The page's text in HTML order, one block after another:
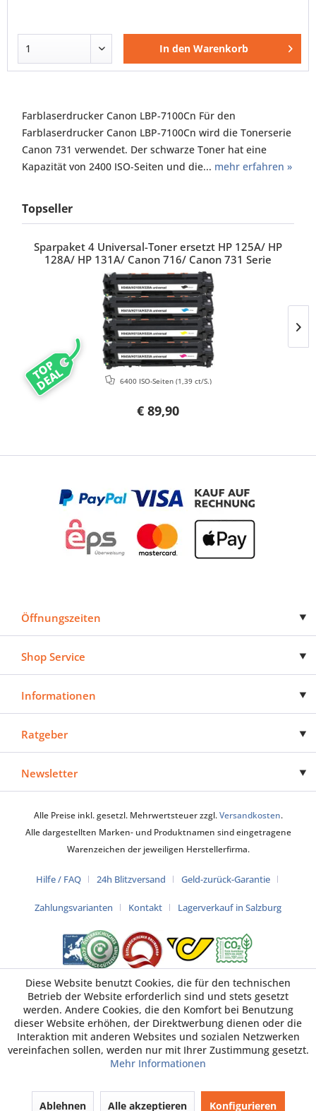
In den Warenkorb
Farblaserdrucker Canon LBP-7100Cn Für den
Farblaserdrucker Canon LBP-7100Cn wird die Tonerserie
Canon 731 verwendet. Der schwarze Toner hat eine
Kapazität von 2400 ISO-Seiten und die... mehr erfahren »
Topseller
TOP
DEAL
Sparpaket 4 Universal-Toner ersetzt HP 125A/ HP
128A/ HP 131A/ Canon 716/ Canon 731 Serie
€ 89,90
6400 ISO-Seiten (1,39 ct/S.)
Öffnungszeiten
Shop Service
Informationen
Ratgeber
Newsletter
Alle Preise inkl. gesetzl. Mehrwertsteuer zzgl.Versandkosten.
Alle dargestellten Marken- und Produktnamen sind eingetragene
Warenzeichen der jeweiligen Herstellerfirma.
Hilfe / FAQ 24h Blitzversand Geld-zurück-Garantie
Zahlungsvarianten Kontakt Lagerverkauf in Salzburg
Diese Website benutzt Cookies, die für den technischen
Betrieb der Website erforderlich sind und stets gesetzt
werden. Andere Cookies, die den Komfort bei Benutzung
dieser Website erhöhen, der Direktwerbung dienen oder die
Interaktion mit anderen Websites und sozialen Netzwerken
vereinfachen sollen, werden nur mit Ihrer Zustimmung gesetzt.
Mehr Informationen
Ablehnen Alle akzeptieren Konfigurieren